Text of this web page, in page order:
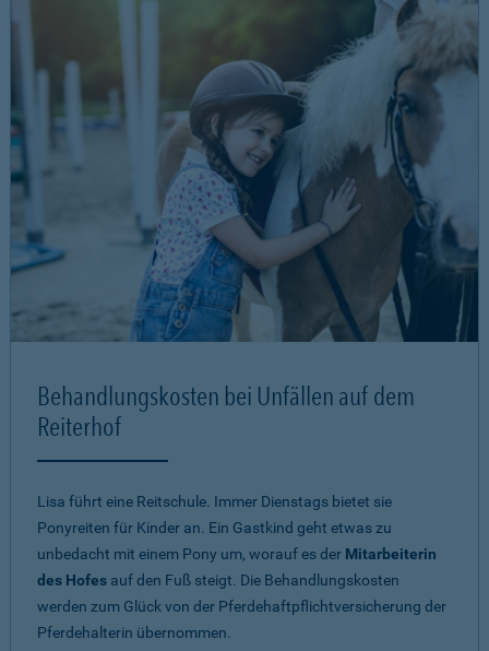
Behandlungskosten bei Unfällen auf dem
Reiterhof
Lisa führt eine Reitschule. Immer Dienstags bietet sie
Ponyreiten für Kinder an. Ein Gastkind geht etwas zu
unbedacht mit einem Pony um, worauf es der Mitarbeiterin
des Hofes auf den Fuß steigt. Die Behandlungskosten
werden zum Glück von der Pferdehaftpflichtversicherung der
Pferdehalterin übernommen.